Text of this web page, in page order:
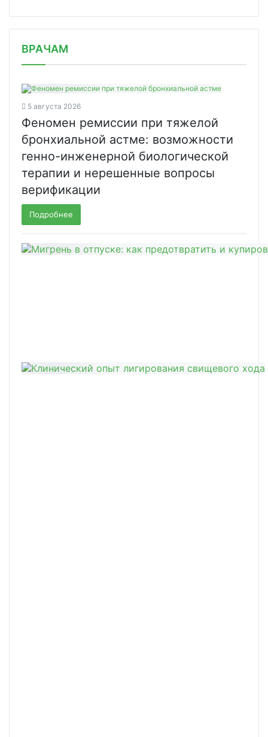
ВРАЧАМ
5 августа 2026
Феномен ремиссии при тяжелой
бронхиальной астме: возможности
генно-инженерной биологической
терапии и нерешенные вопросы
верификации
Подробнее